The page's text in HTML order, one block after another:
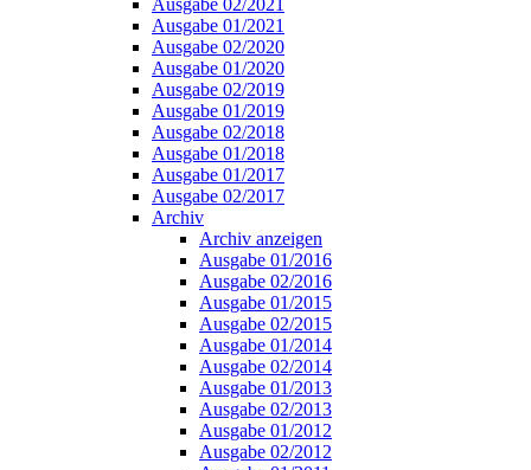
Ausgabe 02/2021
Ausgabe 01/2021
Ausgabe 02/2020
Ausgabe 01/2020
Ausgabe 02/2019
Ausgabe 01/2019
Ausgabe 02/2018
Ausgabe 01/2018
Ausgabe 01/2017
Ausgabe 02/2017
Archiv
Archiv anzeigen
Ausgabe 01/2016
Ausgabe 02/2016
Ausgabe 01/2015
Ausgabe 02/2015
Ausgabe 01/2014
Ausgabe 02/2014
Ausgabe 01/2013
Ausgabe 02/2013
Ausgabe 01/2012
Ausgabe 02/2012